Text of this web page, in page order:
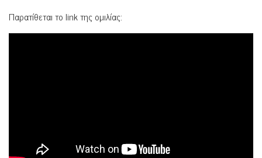
Παρατίθεται το link της ομιλίας: